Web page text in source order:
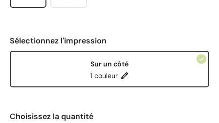
Sélectionnez l'impression
Sur un côté
1 couleur
Choisissez la quantité